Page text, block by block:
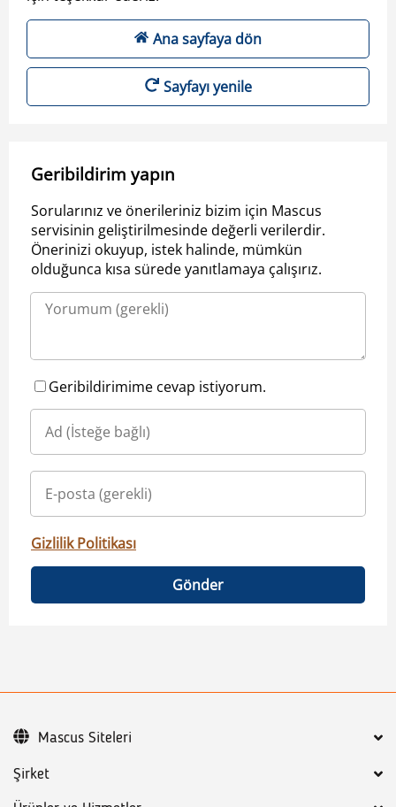
Ana sayfaya dön
Sayfayı yenile
Geribildirim yapın
Sorularınız ve önerileriniz bizim için Mascus
servisinin geliştirilmesinde değerli verilerdir.
Önerinizi okuyup, istek halinde, mümkün
olduğunca kısa sürede yanıtlamaya çalışırız.
Geribildirimime cevap istiyorum.
Gizlilik Politikası
Gönder
Şirket
Mascus Siteleri